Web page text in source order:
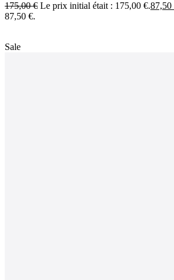
175,00€ Le prix initial était : 175,00 €.87,50
87,50 €.
Sale